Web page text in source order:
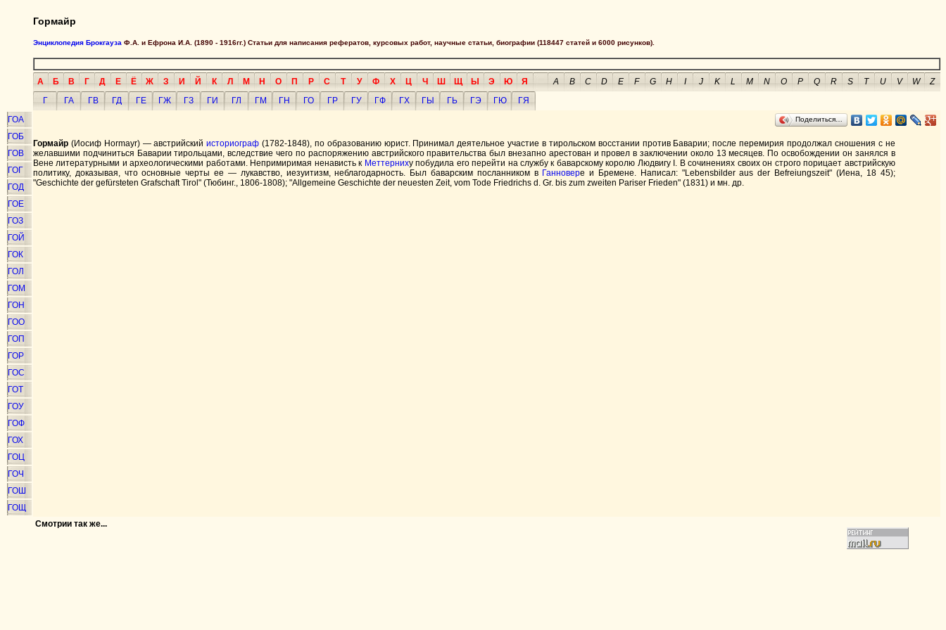
Гормайр
Энциклопедия Брокгауза Ф.А. и Ефрона И.А. (1890 - 1916гг.) Статьи для написания рефератов, курсовых работ, научные статьи, биографии (118447 статей и 6000 рисунков).
А Б В Г Д Е Ё Ж З И Й К Л М Н О П Р С Т У Ф Х Ц Ч Ш Щ Ы Э Ю Я A B C D E F G H I J K L M N O P Q R S T U V W
Z
Г
ГА ГВ ГД ГЕ ГЖ ГЗ ГИ ГЛ ГМ ГН ГО ГР ГУ ГФ ГХ ГЫ ГЬ ГЭ ГЮ
ГЯ
ГОА
ГОБ
ГОВ
ГОГ
ГОД
ГОЕ
ГОЗ
ГОЙ
ГОК
ГОЛ
ГОМ
ГОН
ГОО
ГОП
ГОР
ГОС
ГОТ
ГОУ
ГОФ
ГОХ
ГОЦ
ГОЧ
ГОШ
ГОЩ
Поделиться…
Гормайр (Иосиф Ноrmауr) — австрийскийисториограф (1782-1848), по образованию юрист. Принимал деятельное участие в тирольском восстании против Баварии; после перемирия продолжал сношения с не
желавшими подчиниться Баварии тирольцами, вследствие чего по распоряжению австрийского правительства был внезапно арестован и провел в заключении около 13 месяцев. По освобождении он занялся в
Вене литературными и археологическими работами. Непримиримая ненависть к Меттерниху побудила его перейти на службу к баварскому королю Людвигу I. В сочинениях своих он строго порицает австрийскую
политику, доказывая, что основные черты ее — лукавство, иезуитизм, неблагодарность. Был баварским посланником в Ганновере и Бремене. Написал: "Lebensbilder aus der Befreiungszeit" (Иена, 18 45);
"Geschichte der gefürsteten Grafschaft Tirol" (Тюбинг., 1806-1808); "Allgemeine Geschichte der neuesten Zeit, vom Tode Friedrichs d. Gr. bis zum zweiten Pariser Frieden" (1831) и мн. др.
Смотрии так же...